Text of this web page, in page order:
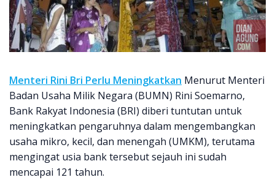
Menteri Rini Bri Perlu Meningkatkan Menurut Menteri
Badan Usaha Milik Negara (BUMN) Rini Soemarno,
Bank Rakyat Indonesia (BRI) diberi tuntutan untuk
meningkatkan pengaruhnya dalam mengembangkan
usaha mikro, kecil, dan menengah (UMKM), terutama
mengingat usia bank tersebut sejauh ini sudah
mencapai 121 tahun.